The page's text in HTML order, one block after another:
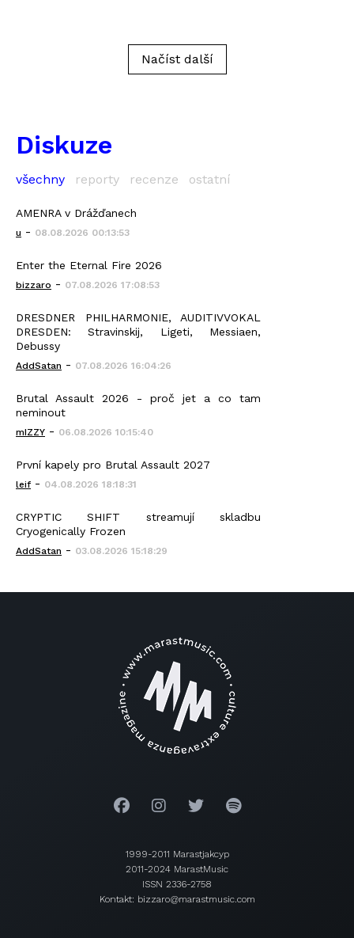
Načíst další
Diskuze
všechny reporty recenze ostatní
AMENRA v Drážďanech
u - 08.08.2026 00:13:53
Enter the Eternal Fire 2026
bizzaro - 07.08.2026 17:08:53
DRESDNER PHILHARMONIE, AUDITIVVOKAL
DRESDEN: Stravinskij, Ligeti, Messiaen,
Debussy
AddSatan - 07.08.2026 16:04:26
Brutal Assault 2026 - proč jet a co tam
neminout
mIZZY - 06.08.2026 10:15:40
První kapely pro Brutal Assault 2027
leif - 04.08.2026 18:18:31
CRYPTIC SHIFT streamují skladbu
Cryogenically Frozen
AddSatan - 03.08.2026 15:18:29
1999-2011 Marastjakcyp
2011-2024 MarastMusic
ISSN 2336-2758
Kontakt: bizzaro@marastmusic.com